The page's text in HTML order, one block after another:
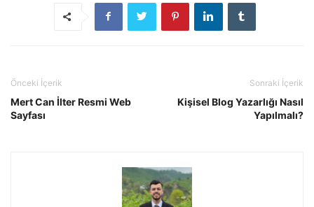
Önceki İçerik
Mert Can İlter Resmi Web
Sayfası
Sonraki İçerik
Kişisel Blog Yazarlığı Nasıl
Yapılmalı?